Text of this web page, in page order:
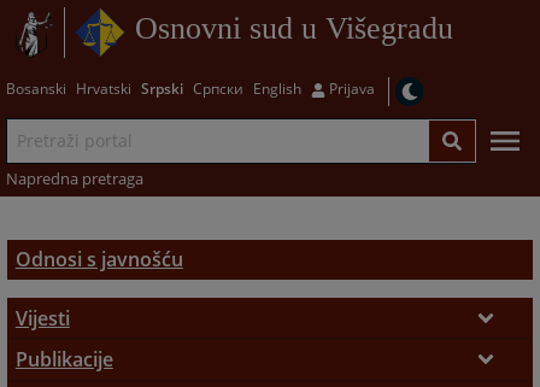
Osnovni sud u Višegradu
Bosanski Hrvatski Srpski Српски English Prijava
Napredna pretraga
Odnosi s javnošću
Vijesti
Aktuelnosti
Publikacije